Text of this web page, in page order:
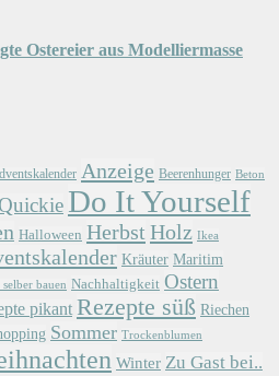
Ostereier aus Modelliermasse
Anzeige Beerenhunger Beton
Do It Yourself
Halloween Herbst Holz Ikea
Kräuter Maritim
bauen Nachhaltigkeit Ostern
pikant Rezepte süß Riechen
Sommer Trockenblumen
Winter Zu Gast bei..